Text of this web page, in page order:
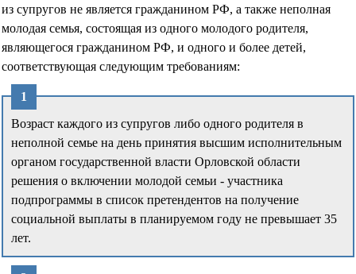
из супругов не является гражданином РФ, а также неполная
молодая семья, состоящая из одного молодого родителя,
являющегося гражданином РФ, и одного и более детей,
соответствующая следующим требованиям:
Возраст каждого из супругов либо одного родителя в
неполной семье на день принятия высшим исполнительным
органом государственной власти Орловской области
решения о включении молодой семьи - участника
подпрограммы в список претендентов на получение
социальной выплаты в планируемом году не превышает 35
лет.